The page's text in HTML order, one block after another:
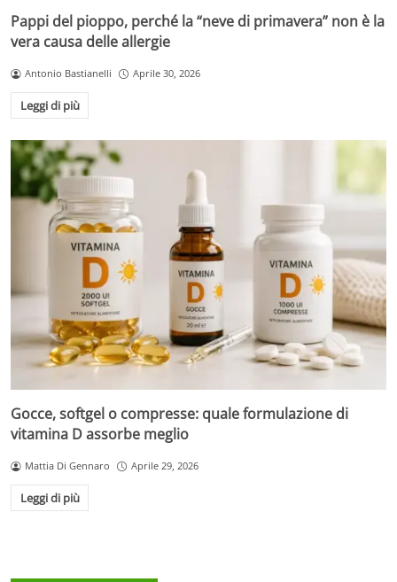
Pappi del pioppo, perché la “neve di primavera” non è la
vera causa delle allergie
Antonio Bastianelli Aprile 30, 2026
Leggi di più
Gocce, softgel o compresse: quale formulazione di
vitamina D assorbe meglio
Mattia Di Gennaro Aprile 29, 2026
Leggi di più